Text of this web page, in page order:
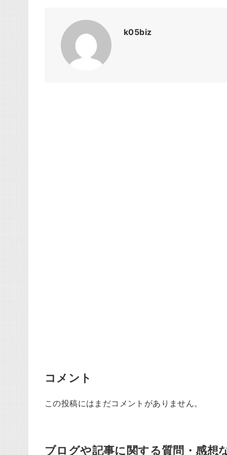
k05biz
コメント
この投稿にはまだコメントがありません。
ブログや記事に関する質問・感想